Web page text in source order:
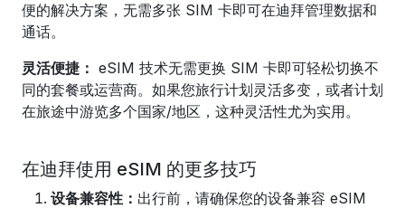
便的解决方案，无需多张 SIM 卡即可在迪拜管理数据和
通话。
灵活便捷： eSIM 技术无需更换 SIM 卡即可轻松切换不
同的套餐或运营商。如果您旅行计划灵活多变，或者计划
在旅途中游览多个国家/地区，这种灵活性尤为实用。
在迪拜使用 eSIM 的更多技巧
设备兼容性： 出行前，请确保您的设备兼容 eSIM